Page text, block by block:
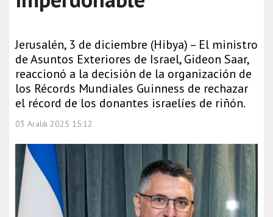
Jerusalén, 3 de diciembre (Hibya) – El ministro
de Asuntos Exteriores de Israel, Gideon Saar,
reaccionó a la decisión de la organización de
los Récords Mundiales Guinness de rechazar
el récord de los donantes israelíes de riñón.
03 Aralık 2025 15:12